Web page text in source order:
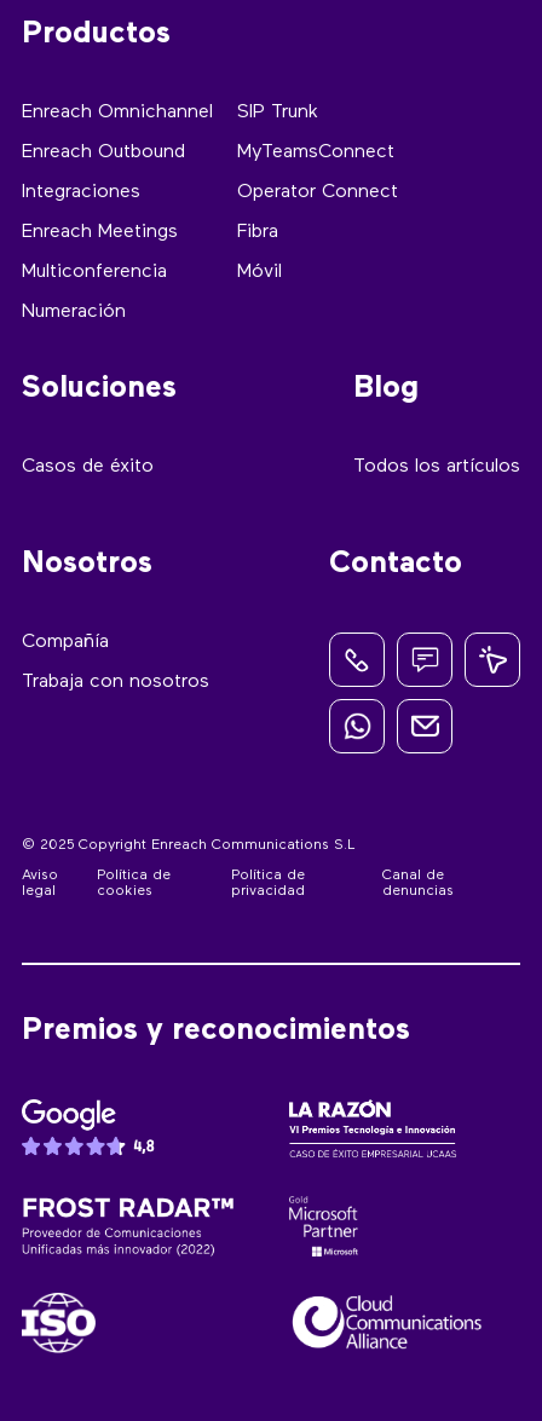
Productos
Enreach Omnichannel
Enreach Outbound
Integraciones
Enreach Meetings
Multiconferencia
Numeración
SIP Trunk
MyTeamsConnect
Operator Connect
Fibra
Móvil
Soluciones
Casos de éxito
Blog
Todos los artículos
Nosotros
Compañía
Trabaja con nosotros
Contacto
© 2025 Copyright Enreach Communications S.L
Aviso
legal
Política de
cookies
Política de
privacidad
Canal de
denuncias
Premios y reconocimientos